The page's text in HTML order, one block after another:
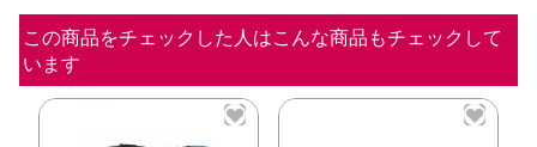
この商品をチェックした人はこんな商品もチェックして
います